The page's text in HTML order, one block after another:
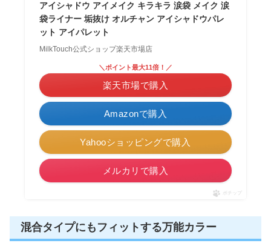
アイシャドウ アイメイク キラキラ 涙袋 メイク 涙
袋ライナー 垢抜け オルチャン アイシャドウパレ
ット アイパレット
MilkTouch公式ショップ楽天市場店
Amazonで購入
＼ポイント最大11倍！／
楽天市場で購入
Yahooショッピングで購入
メルカリで購入
ポチップ
混合タイプにもフィットする万能カラー